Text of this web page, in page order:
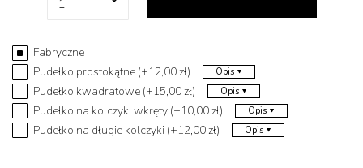
1
Fabryczne
Pudełko prostokątne (+12,00 zł)
Opis
Pudełko kwadratowe (+15,00 zł) Opis
Pudełko na kolczyki wkręty (+10,00 zł) Opis
Pudełko na długie kolczyki (+12,00 zł) Opis